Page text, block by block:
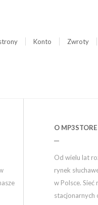
Konto Zwroty
O MP3STORE
Od wielu lat
rynek
w Polsce.
stacjonarnych